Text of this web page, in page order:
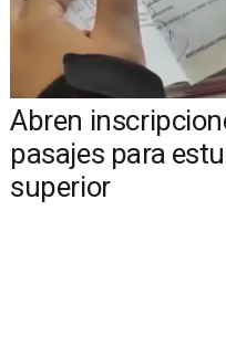
Abren
pasajes para
superior